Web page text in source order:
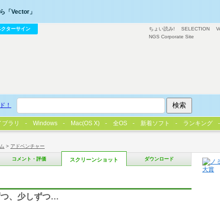
> アドベンチャー
コメント・評価 スクリーンショット ダウンロード
、少しずつ…
ちょい読み! SELECTION
NGS Corporate Site
「Vector」
クターサイン
！
ブラリ Windows Mac(OS X) 全OS 新着ソフト ランキング